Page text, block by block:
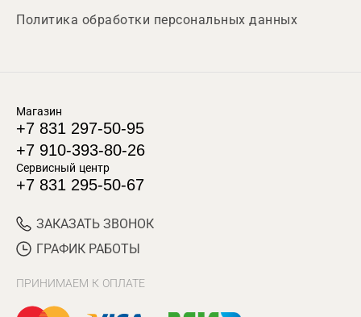
Политика обработки персональных данных
Магазин
+7 831 297-50-95
+7 910-393-80-26
Сервисный центр
+7 831 295-50-67
ЗАКАЗАТЬ ЗВОНОК
ГРАФИК РАБОТЫ
ПРИНИМАЕМ К ОПЛАТЕ